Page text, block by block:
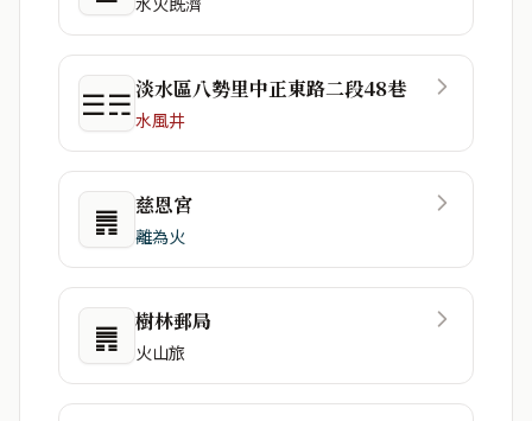
☰☴淡水區八勢里中正東路二段48巷
水風井
䷠ 慈恩宮
離為火
䷠ 樹林郵局
火山旅